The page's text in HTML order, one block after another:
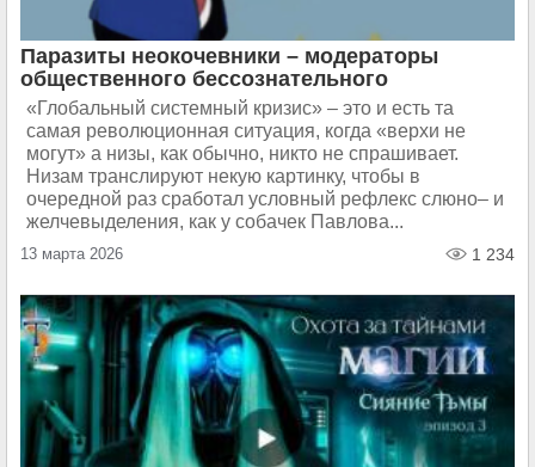
Паразиты неокочевники – модераторы
общественного бессознательного
«Глобальный системный кризис» – это и есть та
самая революционная ситуация, когда «верхи не
могут» а низы, как обычно, никто не спрашивает.
Низам транслируют некую картинку, чтобы в
очередной раз сработал условный рефлекс слюно– и
желчевыделения, как у собачек Павлова...
13 марта 2026 1 234